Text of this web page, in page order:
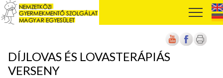
DÍJLOVAS ÉS LOVASTERÁPIÁS
VERSENY